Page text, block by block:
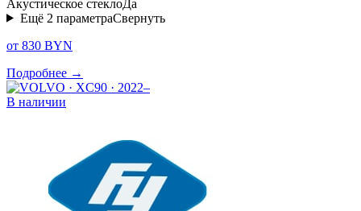
Акустическое стеклоДа
Ещё 2 параметраСвернуть
от 830 BYN
Подробнее →
В наличии